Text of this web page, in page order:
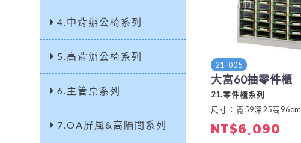
4.中背辦公椅系列
5.高背辦公椅系列
6.主管桌系列
7.OA屏風&高隔間系列
21-005
大富60抽零件櫃
21.零件櫃系列
尺寸：寬59深25高96cm
NT$6,090